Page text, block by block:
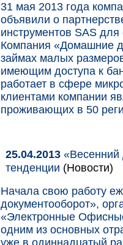
31 мая 2013 года
объявили о
инструментов SAS для
Компания «Домашние
займах малых
имеющим доступа к
работает в сфере
клиентами компании
проживающих в 50
25.04.2013 «Весенний
тенденции (Новости)
Начала свою работу
документооборот»,
«Электронные
одним из основных
уже в одиннадцатый